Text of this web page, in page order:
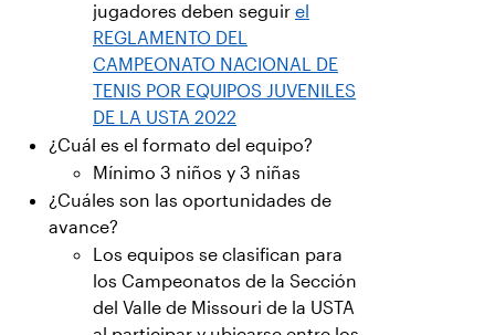
jugadores deben seguir el
REGLAMENTO DEL
CAMPEONATO NACIONAL DE
TENIS POR EQUIPOS JUVENILES
DE LA USTA 2022
¿Cuál es el formato del equipo?
Mínimo 3 niños y 3 niñas
¿Cuáles son las oportunidades de
avance?
Los equipos se clasifican para
los Campeonatos de la Sección
del Valle de Missouri de la USTA